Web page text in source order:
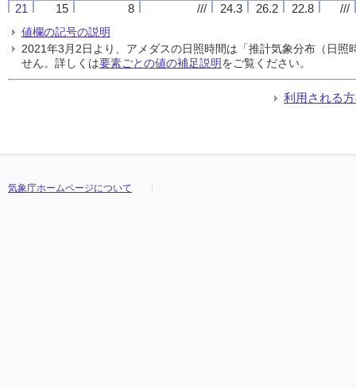
21
15 8 /// 24.3 26.2 22.8
///
22
15
23
4 2 /// 22.5 25.1 20.5
///
24
30 19 /// 21.2 23.9 19.1
///
20.4
///
30
2 2 /// 20.9 22.4 18.5
///
21
15 8 /// 24.3 26.2 22.8
///
22
15
23
4 2 /// 22.5 25.1 20.5
///
24
30 19 /// 21.2 23.9 19.1
///
20.4
///
30
2 2 /// 20.9 22.4 18.5
///
21
15 8 /// 24.3 26.2 22.8
///
22
15
23
4 2 /// 22.5 25.1 20.5
///
24
30 19 /// 21.2 23.9 19.1
///
20.4
///
30
2 2 /// 20.9 22.4 18.5
///
21
15 8 /// 24.3 26.2 22.8
///
22
15
23
4 2 /// 22.5 25.1 20.5
///
24
30 19 /// 21.2 23.9 19.1
///
20.4
///
30
2 2 /// 20.9 22.4 18.5
///
値欄の記号の説明
2021年3月2日より、アメダスの日照時間は「推計気象分布（日
せん。詳しくは要素ごとの値の補足説明をご覧ください。
利用される
気象庁ホームページについて